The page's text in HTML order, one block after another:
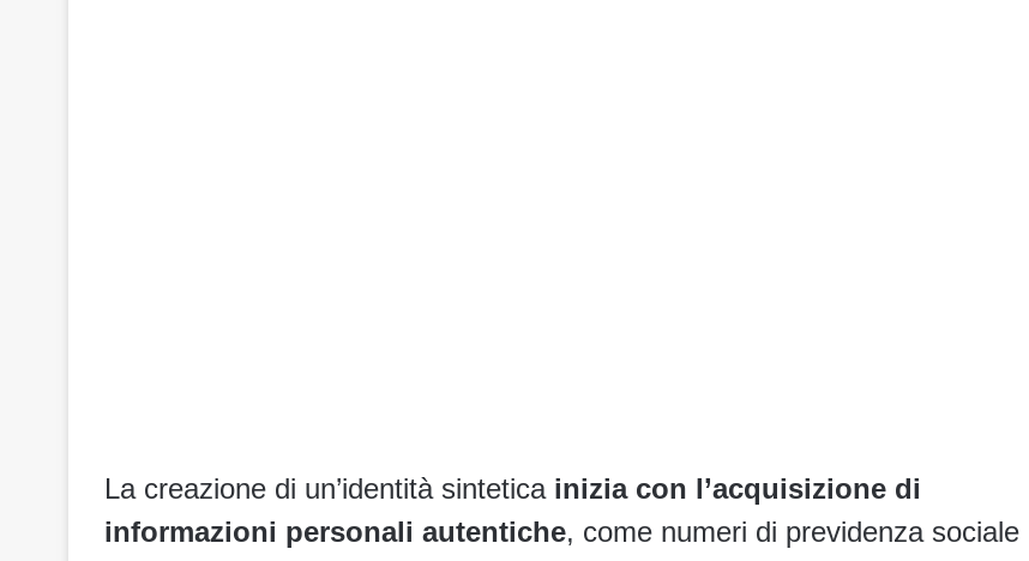
La creazione di un’identità sintetica inizia con l’acquisizione di
informazioni personali autentiche, come numeri di previdenza sociale